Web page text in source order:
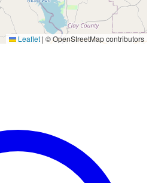
Leaflet | © OpenStreetMap contributors